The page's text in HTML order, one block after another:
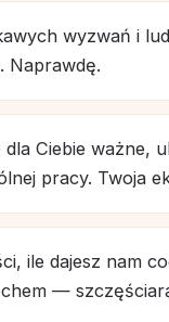
wyzwań i
Naprawdę.
Ciebie ważne,
pracy. Twoja
ile dajesz nam
—